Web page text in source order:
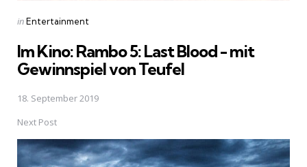
Posted
inEntertainment
Im Kino: Rambo 5: Last Blood - mit
Gewinnspiel von Teufel
18. September 2019
Next Post